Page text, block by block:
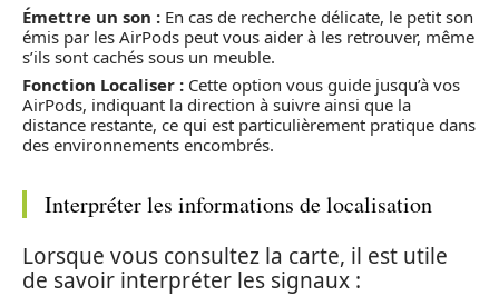
Émettre un son : En cas de recherche délicate, le petit son
émis par les AirPods peut vous aider à les retrouver, même
s’ils sont cachés sous un meuble.
Fonction Localiser : Cette option vous guide jusqu’à vos
AirPods, indiquant la direction à suivre ainsi que la
distance restante, ce qui est particulièrement pratique dans
des environnements encombrés.
Interpréter les informations de localisation
Lorsque vous consultez la carte, il est utile
de savoir interpréter les signaux :